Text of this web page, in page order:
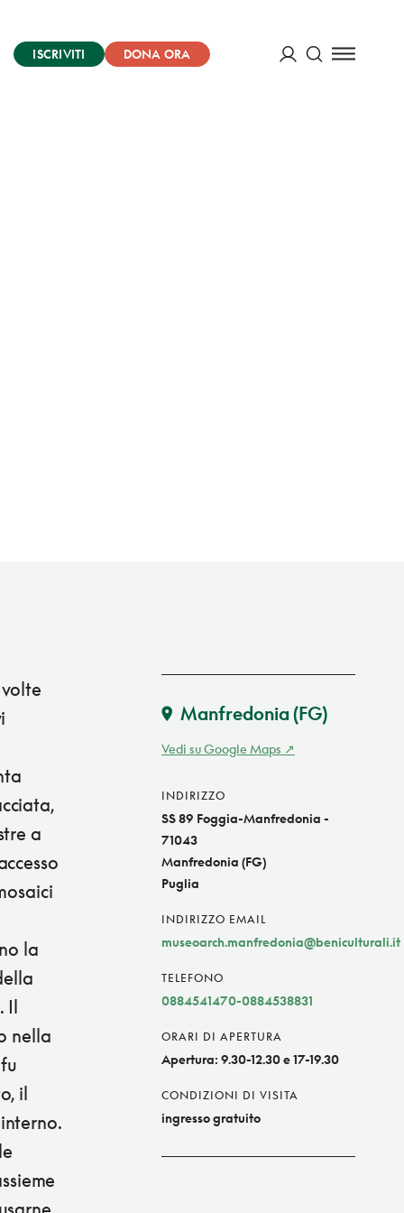
ISCRIVITI
DONA ORA
a
la
Il
nella
il
Manfredonia (FG)
Vedi su Google Maps
INDIRIZZO
SS 89 Foggia-Manfredonia -
71043
Manfredonia (FG)
Puglia
INDIRIZZO EMAIL
museoarch.manfredonia@beniculturali.it
TELEFONO
0884541470-0884538831
ORARI DI APERTURA
Apertura: 9.30-12.30 e 17-19.30
CONDIZIONI DI VISITA
ingresso gratuito